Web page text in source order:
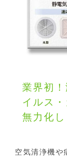
業界初
イルス
無力化し
空気清浄機や